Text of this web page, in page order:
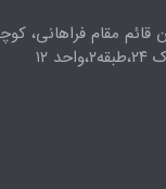
قائم مقام فراهانی،
۱۲